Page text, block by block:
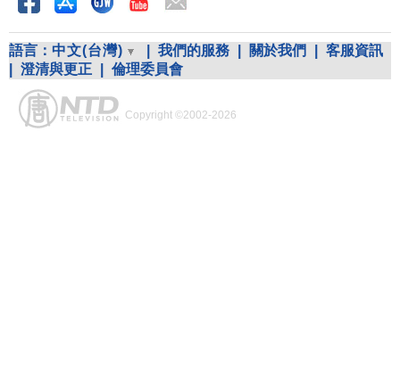
語言： 中文(台灣) 我們的服務 關於我們
客服資訊
澄清與更正 倫理委員會
Copyright ©2002-2026